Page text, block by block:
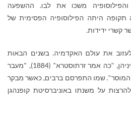
משכו את לבו. ההשפעה
תקופה היתה הפילוסופיה הפסימית של
קשרי ידידות.
ניטשה לעזוב את עולם האקדמיה. בשנים הבאות
פרסם מיצירותיו החשובות, ביניהן, "כה אמר זרתוסטרא" (1884), "מעבר
המוסר". שמו התפרסם ברבים, כאשר מבקר
על משנתו באוניברסיטת קופנהגן